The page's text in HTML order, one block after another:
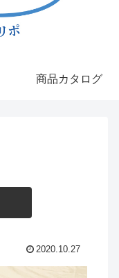
商品カタログ
2020.10.27